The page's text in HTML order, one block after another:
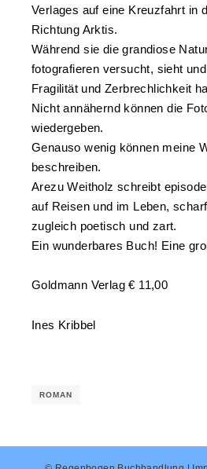
Verlages auf eine Kreuzfahrt in
Richtung Arktis.
Während sie die grandiose
fotografieren versucht, sieht
Fragilität und Zerbrechlichkeit
Nicht annähernd können die
wiedergeben.
Genauso wenig können meine
beschreiben.
Arezu Weitholz schreibt
auf Reisen und im Leben,
zugleich poetisch und zart.
Ein wunderbares Buch! Eine
Goldmann Verlag € 11,00
Ines Kribbel
ROMAN